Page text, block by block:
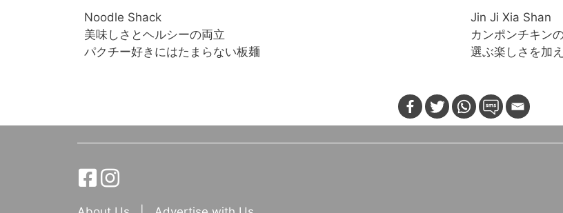
Noodle Shack
美味しさとヘルシーの両立
パクチー好きにはたまらない板麺
Jin Ji Xia Shan
カンポンチキン
選ぶ楽しさを加